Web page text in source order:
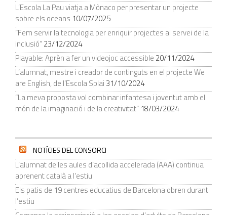
L’Escola La Pau viatja a Mònaco per presentar un projecte
sobre els oceans 10/07/2025
“Fem servir la tecnologia per enriquir projectes al servei de la
inclusió”23/12/2024
Playable: Aprèn a fer un videojoc accessible 20/11/2024
L’alumnat, mestre i creador de continguts en el projecte We
are English, de l’Escola Splai 31/10/2024
“La meva proposta vol combinar infantesa i joventut amb el
món de la imaginació i de la creativitat” 18/03/2024
NOTÍCIES DEL CONSORCI
L’alumnat de les aules d’acollida accelerada (AAA) continua
aprenent català a l'estiu
Els patis de 19 centres educatius de Barcelona obren durant
l’estiu